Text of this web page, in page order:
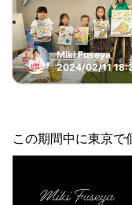
Miki Fuseya
2024/02/11
この期間中に東京で